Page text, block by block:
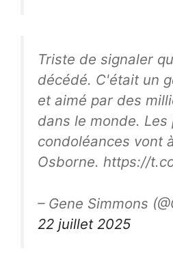
Triste de signaler
décédé. C'était un
et aimé par des
dans le monde.
condoléances vont
Osborne. https://
– Gene Simmons
22 juillet 2025